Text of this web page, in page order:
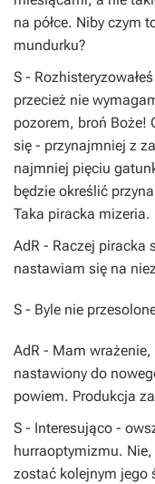
na półce. Niby czym
mundurku?
S -
przecież nie
pozorem, broń Boże!
się - przynajmniej z
najmniej pięciu
będzie określić
Taka piracka mizeria.
AdR - Raczej piracka
nastawiam się na
S - Byle nie
AdR - Mam wrażenie,
nastawiony do
powiem. Produkcja
S - Interesująco -
hurraoptymizmu.
zostać kolejnym jego